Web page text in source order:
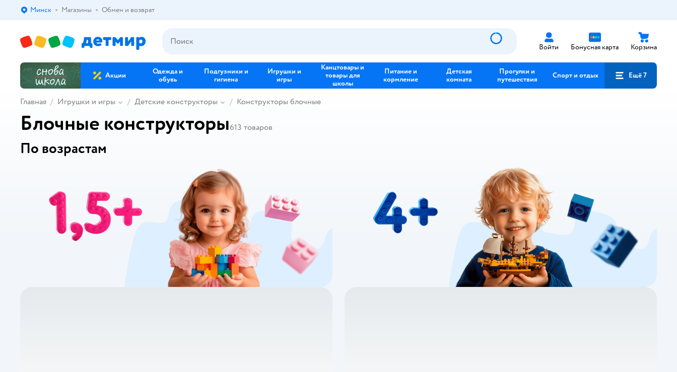
Выбор адреса доставки.
Минск Магазины Обмен и возврат
Войти Бонусная карта Корзина
Акции
Одежда и
обувь
Подгузники и
гигиена
Игрушки и
игры
Канцтовары и
товары для
школы
Питание и
кормление
Детская
комната
Прогулки и
путешествия
Спорт и отдых Ещё 7
Главная Игрушки и игры Детские конструкторы Конструкторы блочные
Блочные конструкторы613 товаров
По возрастам